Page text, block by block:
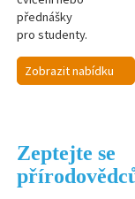
přednášky
pro studenty.
Zobrazit nabídku
Zeptejte se